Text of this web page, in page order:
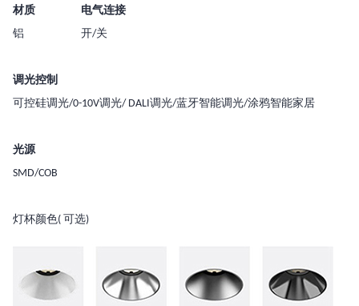
材质
电气连接
铝
开/关
调光控制
可控硅调光/0-10V调光/ DALI调光/蓝牙智能调光/涂鸦智能家居
光源
SMD/COB
灯杯颜色( 可选)